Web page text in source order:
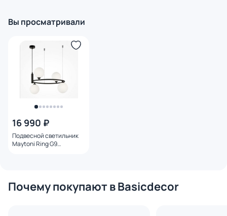
Вы просматривали
16 990 ₽
Подвесной светильник
Maytoni Ring G9
Почему покупают в Basicdecor